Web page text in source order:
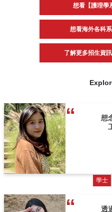
想看【護理學
想看海外各科
了解更多招生資
想
學士
透